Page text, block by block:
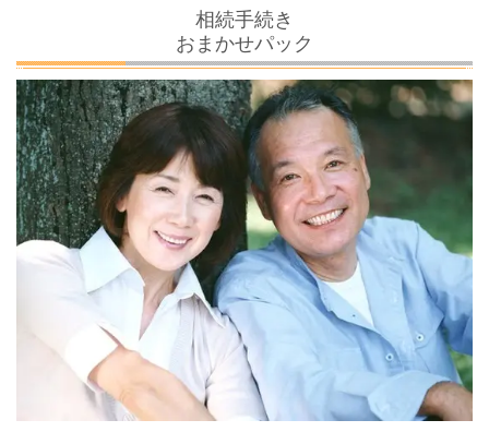
相続手続き
おまかせパック